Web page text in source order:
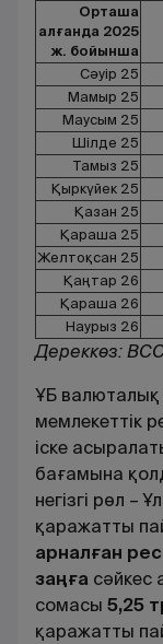
Орташа
алғанда 2025
ж. бойынша
Сәуір 25
Мамыр 25
Маусым 25
Шілде 25
Тамыз 25
Қыркүйек 25
Қазан 25
Қараша 25
Желтоқсан 25
Қаңтар 26
Қараша 26
Наурыз 26
Дереккөз:
ҰБ валюталық
мемлекеттік
іске
бағамына
негізгі рөл –
қаражатты
арналған
заңға
сомасы 5,25
қаражатты